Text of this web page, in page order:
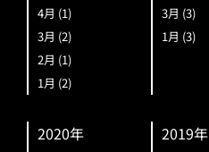
4月 (1)
3月 (2)
2月 (1)
1月 (2)
3月 (3)
1月 (3)
2020年 2019年